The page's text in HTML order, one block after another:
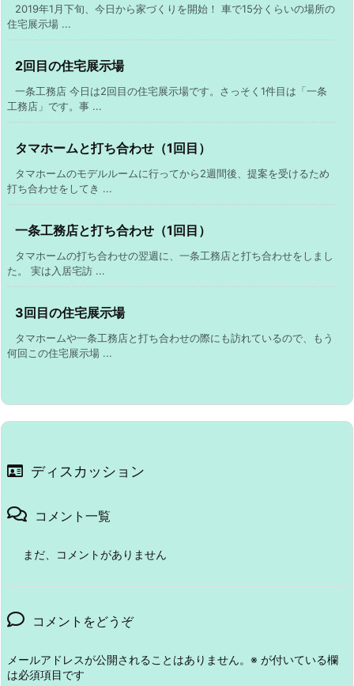
2019年1月下旬、今日から家づくりを開始！ 車で15分くらいの場所の
住宅展示場 ...
2回目の住宅展示場
一条工務店 今日は2回目の住宅展示場です。さっそく1件目は「一条
工務店」です。事 ...
タマホームと打ち合わせ（1回目）
タマホームのモデルルームに行ってから2週間後、提案を受けるため
打ち合わせをしてき ...
一条工務店と打ち合わせ（1回目）
タマホームの打ち合わせの翌週に、一条工務店と打ち合わせをしまし
た。 実は入居宅訪 ...
3回目の住宅展示場
タマホームや一条工務店と打ち合わせの際にも訪れているので、もう
何回この住宅展示場 ...
ディスカッション
コメント一覧
まだ、コメントがありません
コメントをどうぞ
メールアドレスが公開されることはありません。 ※ が付いている欄
は必須項目です